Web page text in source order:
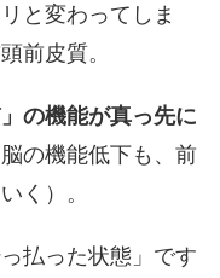
と変わってしま
前皮質。
の機能が真っ先に
の機能低下も、前
く）。
払った状態」です